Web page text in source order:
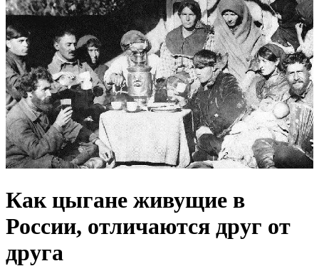
Как цыгане живущие в
России, отличаются друг от
друга